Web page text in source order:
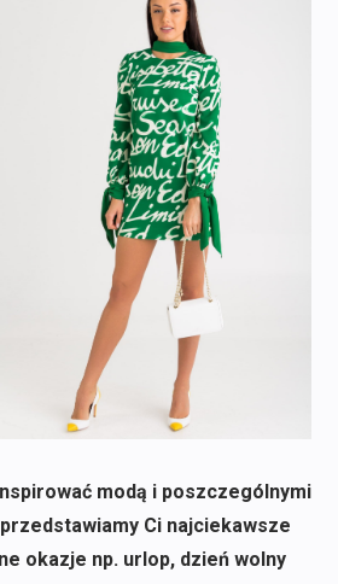
modą i poszczególnymi
Ci najciekawsze
okazje np. urlop, dzień wolny